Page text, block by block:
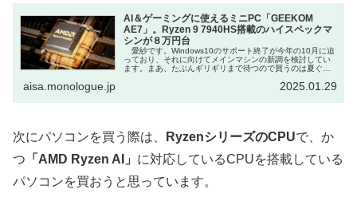
AI＆ゲーミングに使えるミニPC「GEEKOM
AE7」。Ryzen 9 7940HS搭載のハイスペックマ
シンが８万円台
愛紗です。Windows10のサポート終了が今年の10月に迫
っており、それに向けてメインマシンの新調を検討してい
ます。まあ、たぶんギリギリまで待つので買うのは夏ぐら
aisa.monologue.jp 2025.01.29
次にパソコンを買う際は、 RyzenシリーズのCPUで、か
つ 「AMD Ryzen AI」 に対応しているCPUを搭載している
パソコンを買おうと思っています。